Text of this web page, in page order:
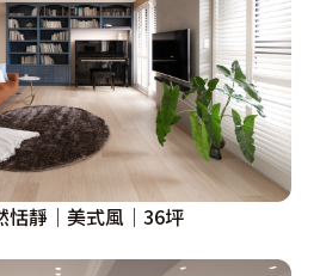
恬靜｜美式風｜36坪